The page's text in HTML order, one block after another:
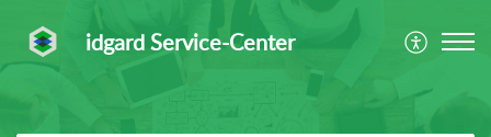
idgard Service-Center